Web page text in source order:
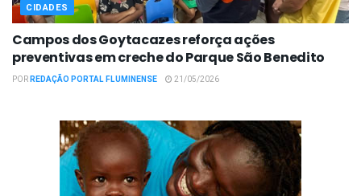
CIDADES
Campos dos Goytacazes reforça ações
preventivas em creche do Parque São Benedito
PORREDAÇÃO PORTAL FLUMINENSE 21/05/2026